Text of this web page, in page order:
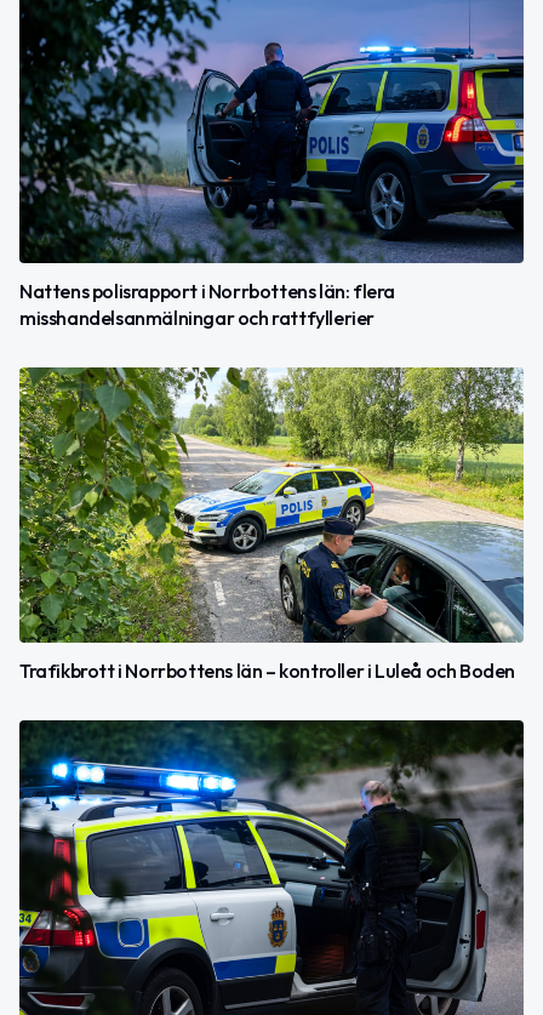
Nattens polisrapport i Norrbottens län: flera
misshandelsanmälningar och rattfyllerier
Trafikbrott i Norrbottens län – kontroller i Luleå och Boden